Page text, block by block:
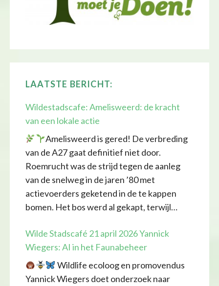
LAATSTE BERICHT:
Wildestadscafe: Amelisweerd: de kracht
van een lokale actie
Amelisweerd is gered! De verbreding
van de A27 gaat definitief niet door.
Roemrucht was de strijd tegen de aanleg
van de snelweg in de jaren ’80 met
actievoerders geketend in de te kappen
bomen. Het bos werd al gekapt, terwijl…
Wilde Stadscafé 21 april 2026 Yannick
Wiegers: AI in het Faunabeheer
Wildlife ecoloog en promovendus
Yannick Wiegers doet onderzoek naar